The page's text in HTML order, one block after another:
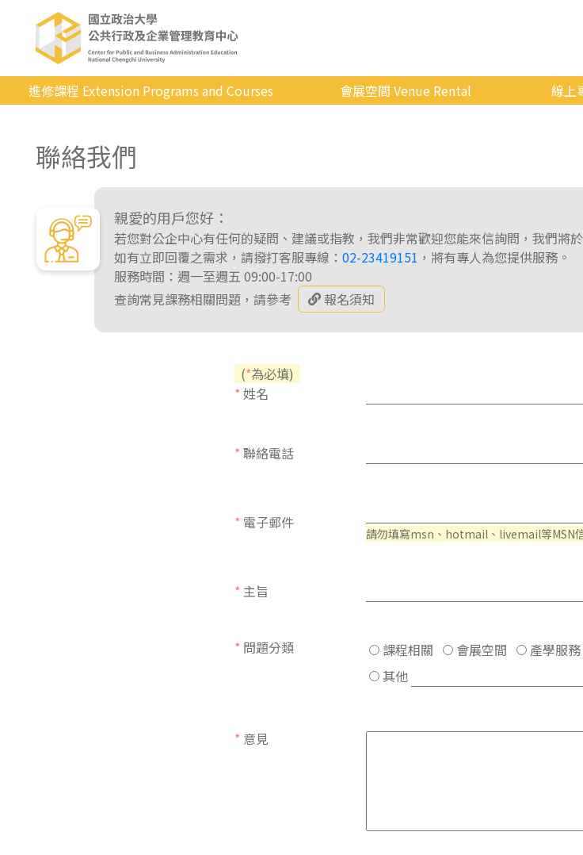
進修課程 Extension Programs and Courses
專業/學分
證照/考試
商管/永續
科技/生活
健康運動
英語
會展空間 Venue Rental
申請流程
會展快訊
線上
聯絡我們
親愛的用戶您好：
若您對公企中心有任何的疑問、建議或指教，我們非常歡迎您能來信詢問，我們將
如有立即回覆之需求，請撥打客服專線： 02-23419151 ，將有專人為您提供服務。
服務時間：週一至週五 09:00-17:00
查詢常見課務相關問題，請參考
報名須知
(*為必填)
* 姓名
* 聯絡電話
* 電子郵件
請勿填寫msn、hotmail、livemail等MSN
* 主旨
* 問題分類 課程相關 會展空間 產學服務
其他
* 意見